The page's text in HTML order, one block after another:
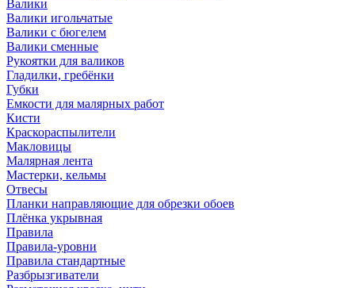
Валики
Валики игольчатые
Валики с бюгелем
Валики сменные
Рукоятки для валиков
Гладилки, гребёнки
Губки
Емкости для малярных работ
Кисти
Краскораспылители
Макловицы
Малярная лента
Мастерки, кельмы
Отвесы
Планки направляющие для обрезки обоев
Плёнка укрывная
Правила
Правила-уровни
Правила стандартные
Разбрызгиватели